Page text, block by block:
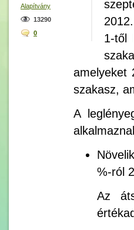
Alapítvány
13290
0
1-től
amelyeket
szakasz,
A
%-ról
Az